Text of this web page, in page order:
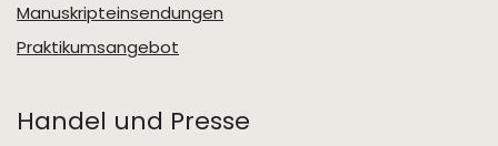
Manuskripteinsendungen
Praktikumsangebot
Handel und Presse